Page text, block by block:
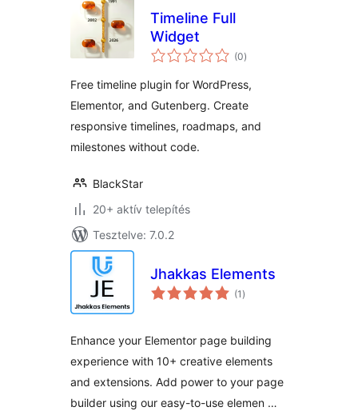
Timeline Full
Widget
(0értékelés
összesen
)
Free timeline plugin for WordPress,
Elementor, and Gutenberg. Create
responsive timelines, roadmaps, and
milestones without code.
BlackStar
20+ aktív telepítés
Tesztelve: 7.0.2
Jhakkas Elements
(1 értékelés
összesen
)
Enhance your Elementor page building
experience with 10+ creative elements
and extensions. Add power to your page
builder using our easy-to-use elemen …